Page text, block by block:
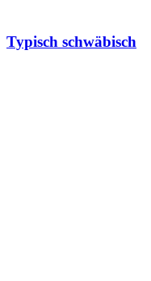
Typisch schwäbisch